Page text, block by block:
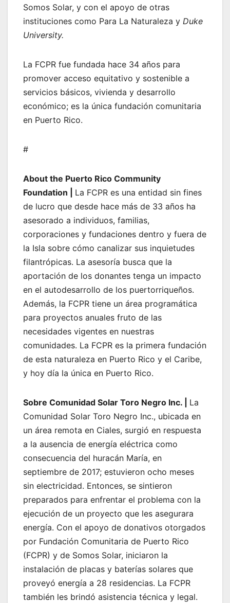
Somos Solar, y con el apoyo de otras
instituciones como Para La Naturaleza y Duke
University.
La FCPR fue fundada hace 34 años para
promover acceso equitativo y sostenible a
servicios básicos, vivienda y desarrollo
económico; es la única fundación comunitaria
en Puerto Rico.
#
About the Puerto Rico Community
Foundation | La FCPR es una entidad sin fines
de lucro que desde hace más de 33 años ha
asesorado a individuos, familias,
corporaciones y fundaciones dentro y fuera de
la Isla sobre cómo canalizar sus inquietudes
filantrópicas. La asesoría busca que la
aportación de los donantes tenga un impacto
en el autodesarrollo de los puertorriqueños.
Además, la FCPR tiene un área programática
para proyectos anuales fruto de las
necesidades vigentes en nuestras
comunidades. La FCPR es la primera fundación
de esta naturaleza en Puerto Rico y el Caribe,
y hoy día la única en Puerto Rico.
Sobre Comunidad Solar Toro Negro Inc. | La
Comunidad Solar Toro Negro Inc., ubicada en
un área remota en Ciales, surgió en respuesta
a la ausencia de energía eléctrica como
consecuencia del huracán María, en
septiembre de 2017; estuvieron ocho meses
sin electricidad. Entonces, se sintieron
preparados para enfrentar el problema con la
ejecución de un proyecto que les asegurara
energía. Con el apoyo de donativos otorgados
por Fundación Comunitaria de Puerto Rico
(FCPR) y de Somos Solar, iniciaron la
instalación de placas y baterías solares que
proveyó energía a 28 residencias. La FCPR
también les brindó asistencia técnica y legal.